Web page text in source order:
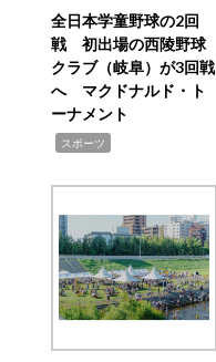
全日本学童野球の2回
戦 初出場の西陵野球
クラブ（岐阜）が3回戦
へ マクドナルド・ト
ーナメント
スポーツ